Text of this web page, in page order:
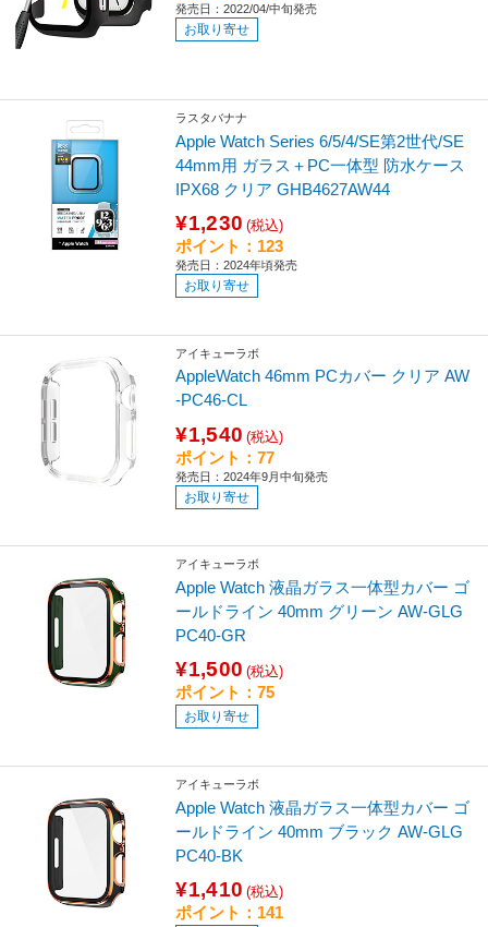
発売日：2022/04/中旬発売
お取り寄せ
ラスタバナナ
Apple Watch Series 6/5/4/SE第2世代/SE
44mm用 ガラス＋PC一体型 防水ケース
IPX68 クリア GHB4627AW44
¥1,230 (税込)
ポイント：123
発売日：2024年頃発売
お取り寄せ
アイキューラボ
AppleWatch 46mm PCカバー クリア AW
-PC46-CL
¥1,540 (税込)
ポイント：77
発売日：2024年9月中旬発売
お取り寄せ
アイキューラボ
Apple Watch 液晶ガラス一体型カバー ゴ
ールドライン 40mm グリーン AW-GLG
PC40-GR
¥1,500 (税込)
ポイント：75
お取り寄せ
アイキューラボ
Apple Watch 液晶ガラス一体型カバー ゴ
ールドライン 40mm ブラック AW-GLG
PC40-BK
¥1,410 (税込)
ポイント：141